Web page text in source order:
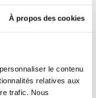
À propos des cookies
le contenu
relatives aux
trafic. Nous
AIR